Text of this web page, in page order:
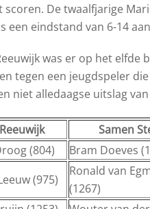
scoren. De twaalfjarige
een eindstand van 6-14
was er op het elfde
tegen een jeugdspeler
niet alledaagse uitslag
Samen
(804) Bram Doeves
(975)
Ronald van
(1267)